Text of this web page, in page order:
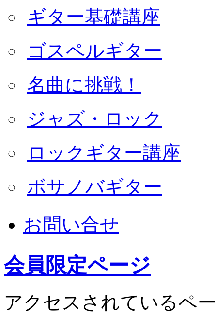
ギター基礎講座
ゴスペルギター
名曲に挑戦！
ジャズ・ロック
ロックギター講座
ボサノバギター
お問い合せ
会員限定ページ
アクセスされているペ